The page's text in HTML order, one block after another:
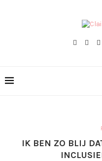
IK BEN ZO BLIJ